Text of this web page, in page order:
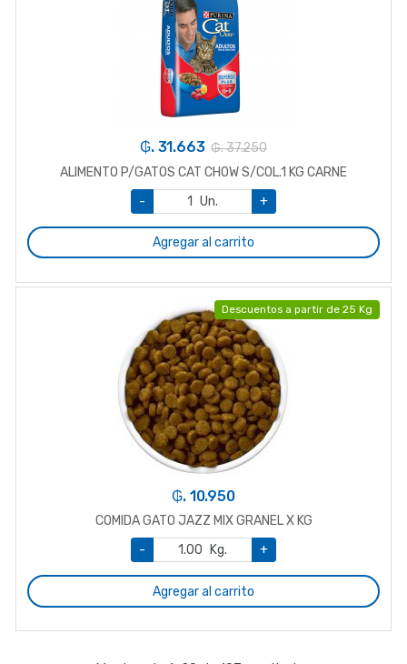
₲. 31.663 ₲. 37.250
ALIMENTO P/GATOS CAT CHOW S/COL.1 KG CARNE
-
Un. +
Agregar al carrito
Descuentos a partir de 25 Kg
₲. 10.950
COMIDA GATO JAZZ MIX GRANEL X KG
-
Kg. +
Agregar al carrito